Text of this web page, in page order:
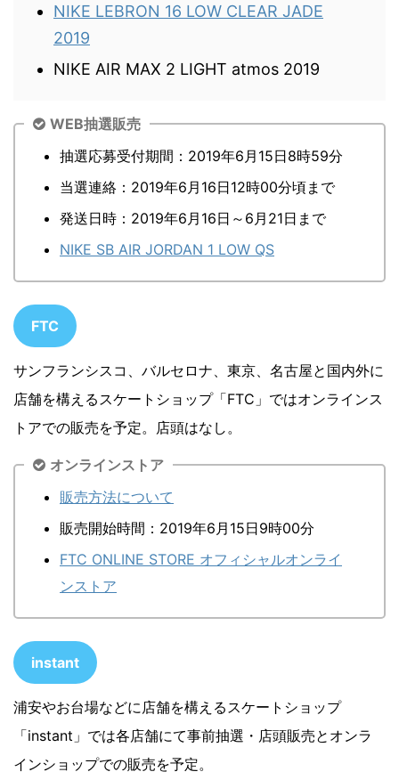
NIKE LEBRON 16 LOW CLEAR JADE
2019
NIKE AIR MAX 2 LIGHT atmos 2019
WEB抽選販売
抽選応募受付期間：2019年6月15日8時59分
当選連絡：2019年6月16日12時00分頃まで
発送日時：2019年6月16日～6月21日まで
NIKE SB AIR JORDAN 1 LOW QS
FTC
サンフランシスコ、バルセロナ、東京、名古屋と国内外に
店舗を構えるスケートショップ「FTC」ではオンラインス
トアでの販売を予定。店頭はなし。
オンラインストア
販売方法について
販売開始時間：2019年6月15日9時00分
FTC ONLINE STORE オフィシャルオンライ
ンストア
instant
浦安やお台場などに店舗を構えるスケートショップ
「instant」では各店舗にて事前抽選・店頭販売とオンラ
インショップでの販売を予定。